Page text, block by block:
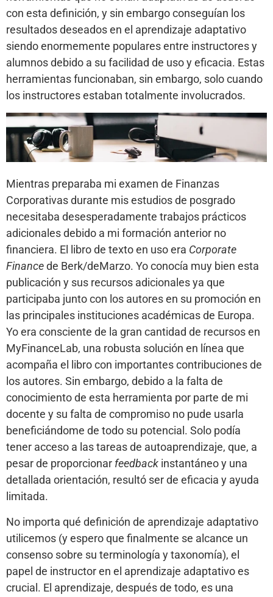
con esta definición, y sin embargo conseguían los
resultados deseados en el aprendizaje adaptativo
siendo enormemente populares entre instructores y
alumnos debido a su facilidad de uso y eficacia. Estas
herramientas funcionaban, sin embargo, solo cuando
los instructores estaban totalmente involucrados.
Mientras preparaba mi examen de Finanzas
Corporativas durante mis estudios de posgrado
necesitaba desesperadamente trabajos prácticos
adicionales debido a mi formación anterior no
financiera. El libro de texto en uso era Corporate
Financede Berk/deMarzo. Yo conocía muy bien esta
publicación y sus recursos adicionales ya que
participaba junto con los autores en su promoción en
las principales instituciones académicas de Europa.
Yo era consciente de la gran cantidad de recursos en
MyFinanceLab, una robusta solución en línea que
acompaña el libro con importantes contribuciones de
los autores. Sin embargo, debido a la falta de
conocimiento de esta herramienta por parte de mi
docente y su falta de compromiso no pude usarla
beneficiándome de todo su potencial. Solo podía
tener acceso a las tareas de autoaprendizaje, que, a
pesar de proporcionar feedback instantáneo y una
detallada orientación, resultó ser de eficacia y ayuda
limitada.
No importa qué definición de aprendizaje adaptativo
utilicemos (y espero que finalmente se alcance un
consenso sobre su terminología y taxonomía), el
papel de instructor en el aprendizaje adaptativo es
crucial. El aprendizaje, después de todo, es una